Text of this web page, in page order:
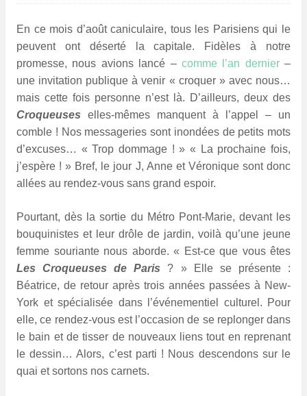
En ce mois d’août caniculaire, tous les Parisiens qui le
peuvent ont déserté la capitale. Fidèles à notre
promesse, nous avions lancé – comme l’an dernier–
une invitation publique à venir « croquer » avec nous…
mais cette fois personne n’est là. D’ailleurs, deux des
Croqueuses elles-mêmes manquent à l’appel – un
comble ! Nos messageries sont inondées de petits mots
d’excuses… « Trop dommage ! » « La prochaine fois,
j’espère ! » Bref, le jour J, Anne et Véronique sontdonc
allées au rendez-vous sans grand espoir.
Pourtant, dès la sortie du Métro Pont-Marie, devant les
bouquinistes et leur drôle de jardin, voilà qu’une jeune
femme souriante nous aborde. « Est-ce que vous êtes
Les Croqueuses de Paris ? » Elle se présente :
Béatrice, de retour après trois années passées à New-
York et spécialisée dans l’événementiel culturel. Pour
elle, ce rendez-vous est l’occasion de se replonger dans
le bain et de tisser de nouveaux liens tout en reprenant
le dessin… Alors, c’est parti ! Nous descendons sur le
quai et sortons nos carnets.